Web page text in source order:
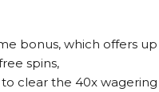
bonus, which offers up
spins,
clear the 40x wagering